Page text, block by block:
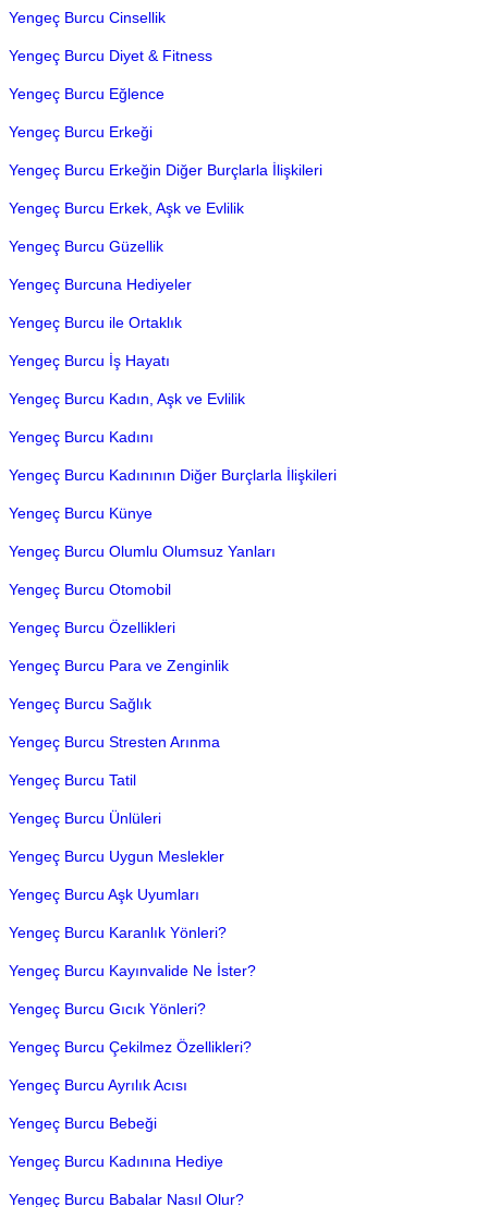
Yengeç Burcu Cinsellik
Yengeç Burcu Diyet & Fitness
Yengeç Burcu Eğlence
Yengeç Burcu Erkeği
Yengeç Burcu Erkeğin Diğer Burçlarla İlişkileri
Yengeç Burcu Erkek, Aşk ve Evlilik
Yengeç Burcu Güzellik
Yengeç Burcuna Hediyeler
Yengeç Burcu ile Ortaklık
Yengeç Burcu İş Hayatı
Yengeç Burcu Kadın, Aşk ve Evlilik
Yengeç Burcu Kadını
Yengeç Burcu Kadınının Diğer Burçlarla İlişkileri
Yengeç Burcu Künye
Yengeç Burcu Olumlu Olumsuz Yanları
Yengeç Burcu Otomobil
Yengeç Burcu Özellikleri
Yengeç Burcu Para ve Zenginlik
Yengeç Burcu Sağlık
Yengeç Burcu Stresten Arınma
Yengeç Burcu Tatil
Yengeç Burcu Ünlüleri
Yengeç Burcu Uygun Meslekler
Yengeç Burcu Aşk Uyumları
Yengeç Burcu Karanlık Yönleri?
Yengeç Burcu Kayınvalide Ne İster?
Yengeç Burcu Gıcık Yönleri?
Yengeç Burcu Çekilmez Özellikleri?
Yengeç Burcu Ayrılık Acısı
Yengeç Burcu Bebeği
Yengeç Burcu Kadınına Hediye
Yengeç Burcu Babalar Nasıl Olur?